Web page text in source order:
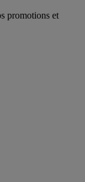
promotions et